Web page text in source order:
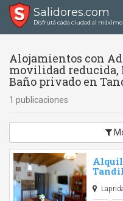
Salidores.com
Disfrutá cada ciudad al máximo
Alojamientos con
movilidad
Baño privado en
1 publicaciones
Tandil